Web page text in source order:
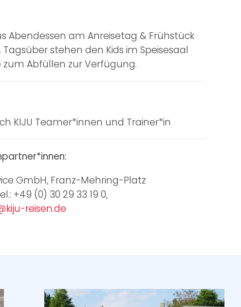
Abendessen am Anreisetag & Frühstück
stehen den Kids im Speisesaal
Abfüllen zur Verfügung.
KIJU Teamer*innen und Trainer*in
GmbH, Franz-Mehring-Platz
+49 (0) 30 29 33 19 0,
reisen.de